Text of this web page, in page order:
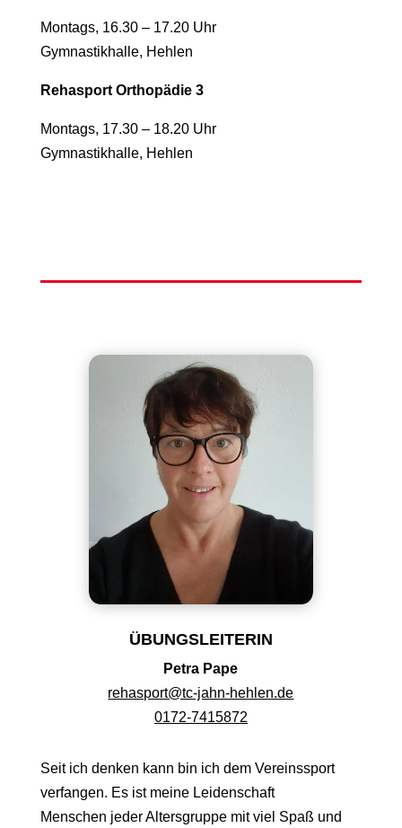
Montags, 16.30 – 17.20 Uhr
Gymnastikhalle, Hehlen
Rehasport Orthopädie 3
Montags, 17.30 – 18.20 Uhr
Gymnastikhalle, Hehlen
ÜBUNGSLEITERIN
Petra Pape
rehasport@tc-jahn-hehlen.de
0172-7415872
Seitich denken kann bin ich dem Vereinssport
verfangen. Es ist meine Leidenschaft
Menschen jeder Altersgruppe mit viel Spaß und